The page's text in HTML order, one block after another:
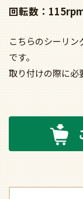
回転数：
こちらのシーリ
です。
取り付けの際に必